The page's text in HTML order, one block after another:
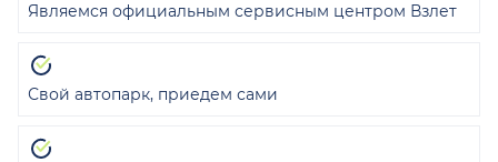
Являемся официальным сервисным центром Взлет
Свой автопарк, приедем сами